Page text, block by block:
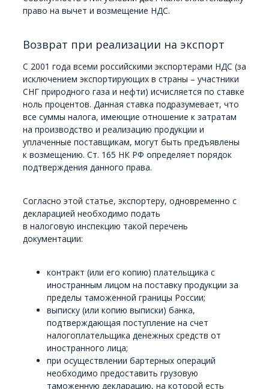
право на вычет и возмещение НДС.
Возврат при реализации на экспорт
С 2001 года всеми российскими экспортерами НДС (за
исключением экспортирующих в страны – участники
СНГ природного газа и нефти) исчисляется по ставке
ноль процентов. Данная ставка подразумевает, что
все суммы налога, имеющие отношение к затратам
на производство и реализацию продукции и
уплаченные поставщикам, могут быть предъявлены
к возмещению. Ст. 165 НК РФ определяет порядок
подтверждения данного права.
Согласно этой статье, экспортеру, одновременно с
декларацией необходимо подать
в налоговую инспекцию такой перечень
документации:
контракт (или его копию) плательщика с
иностранным лицом на поставку продукции за
пределы таможенной границы России;
выписку (или копию выписки) банка,
подтверждающая поступление на счет
налогоплательщика денежных средств от
иностранного лица;
при осуществлении бартерных операций
необходимо предоставить грузовую
таможенную декларацию, на которой есть